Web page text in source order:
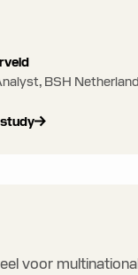
BSH
voor